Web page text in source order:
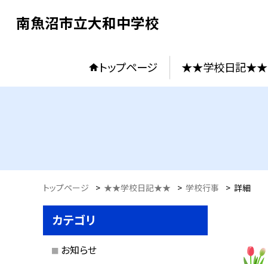
南魚沼市立大和中学校
トップページ ★★学校日記★★
トップページ > ★★学校日記★★ > 学校行事 > 詳細
カテゴリ
お知らせ